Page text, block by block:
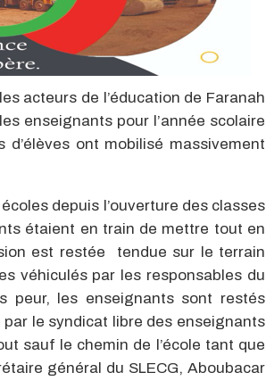
acteurs de l’éducation de Faranah
enseignants pour l’année scolaire
ont mobilisé massivement
depuis l’ouverture des classes
étaient en train de mettre tout en
est restée tendue sur le terrain
véhiculés par les responsables du
peur, les enseignants sont restés
le syndicat libre des enseignants
sauf le chemin de l’école tant que
général du SLECG, Aboubacar